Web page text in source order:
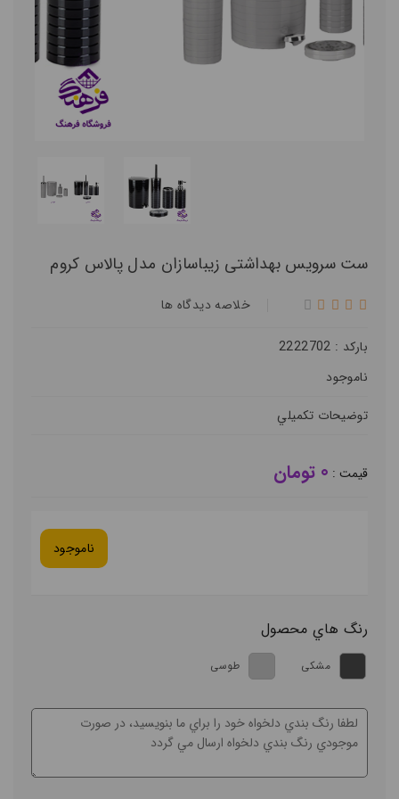
ست سرویس بهداشتی زیباسازان مدل پالاس کروم
خلاصه ديدگاه ها
بارکد : 2222702
ناموجود
توضيحات تکميلي
قيمت : 0 تومان
ناموجود
رنگ هاي محصول
مشکی طوسی